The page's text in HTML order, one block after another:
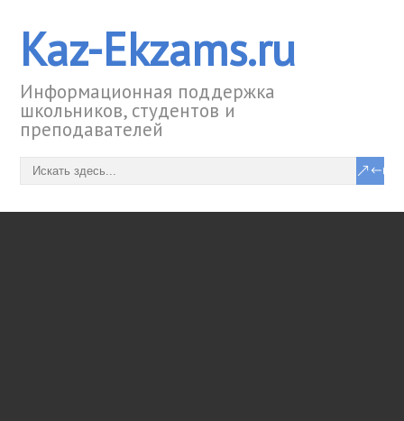
Kaz-Ekzams.ru
Информационная поддержка
школьников, студентов и
преподавателей